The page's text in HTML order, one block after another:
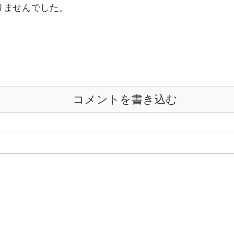
せんでした。
コメントを書き込む